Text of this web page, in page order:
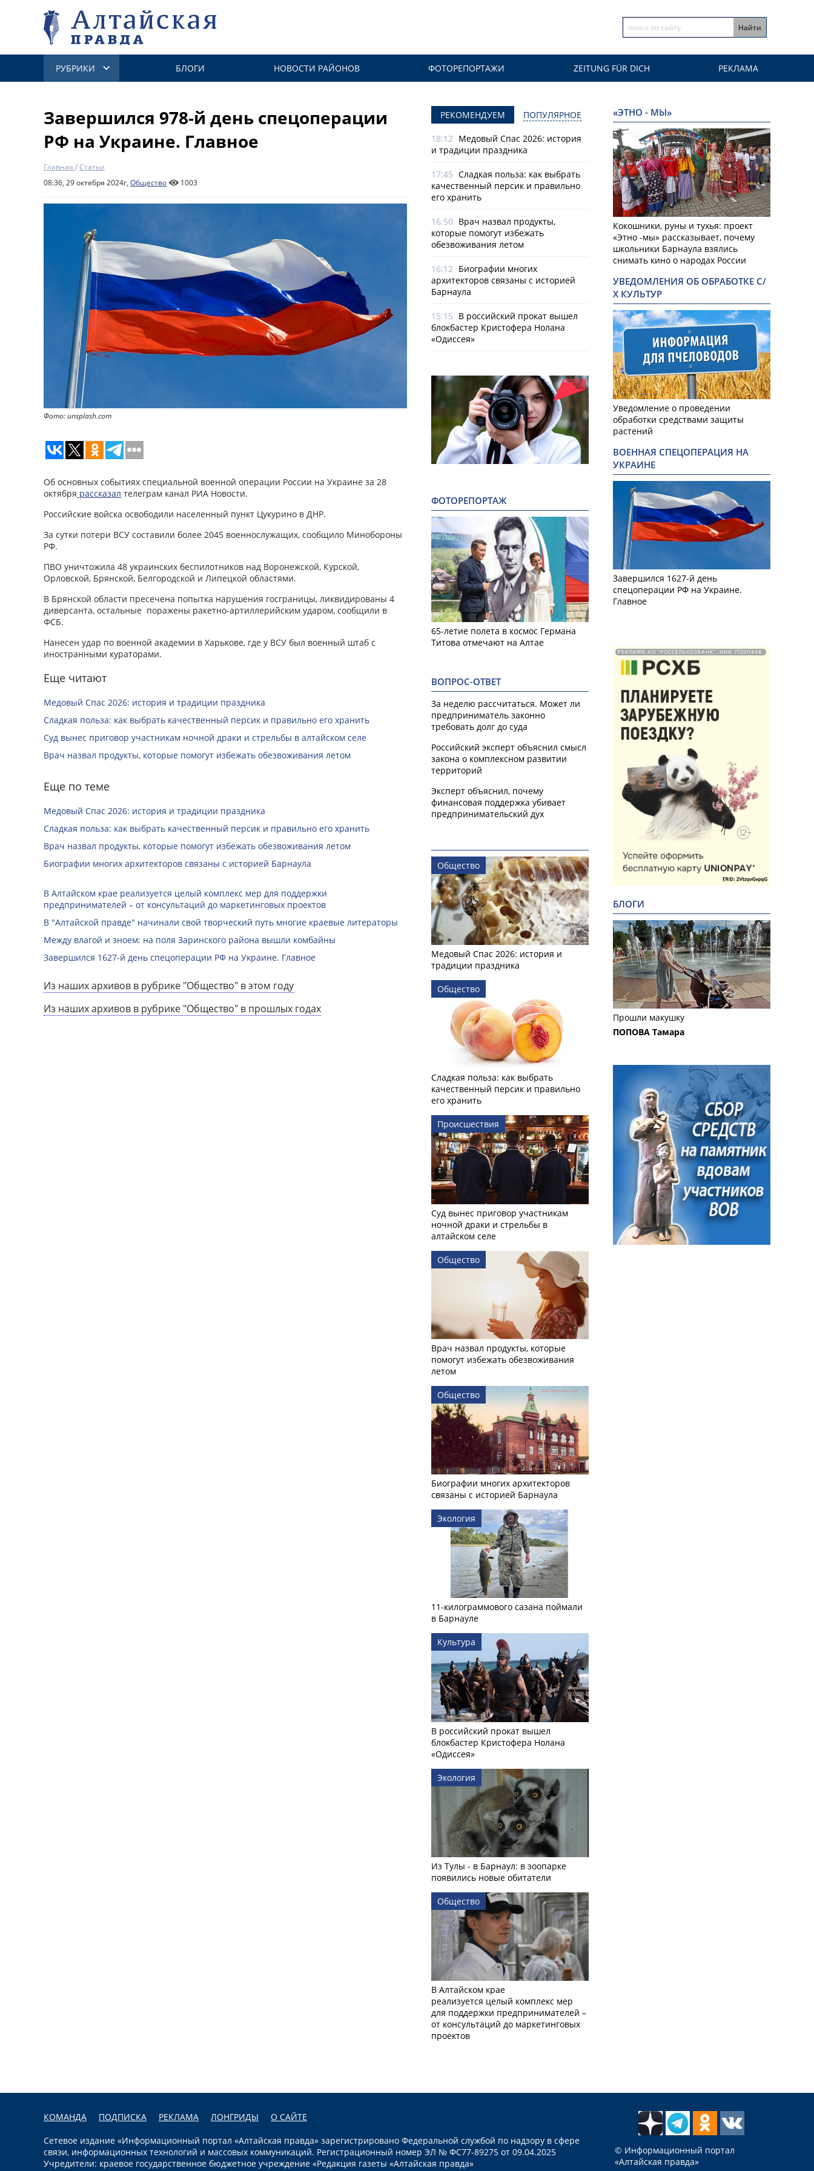
РУБРИКИ БЛОГИ НОВОСТИ РАЙОНОВ ФОТОРЕПОРТАЖИ ZEITUNG FÜR DICH РЕКЛАМА
Завершился 978-й день спецоперации
РФ на Украине. Главное
Главная /Статьи
08:36, 29 октября 2024г, Общество 1003
Фото: unsplash.com
Об основных событиях специальной военной операции России на Украине за 28
октября рассказал телеграм канал РИА Новости.
Российские войска освободили населенный пункт Цукурино в ДНР.
За сутки потери ВСУ составили более 2045 военнослужащих, сообщило Минобороны
РФ.
ПВО уничтожила 48 украинских беспилотников над Воронежской, Курской,
Орловской, Брянской, Белгородской и Липецкой областями.
В Брянской области пресечена попытка нарушения госграницы, ликвидированы 4
диверсанта, остальные поражены ракетно-артиллерийским ударом, сообщили в
ФСБ.
Нанесен удар по военной академии в Харькове, где у ВСУ был военный штаб с
иностранными кураторами.
Еще читают
Медовый Спас 2026: история и традиции праздника
Сладкая польза: как выбрать качественный персик и правильно его хранить
Суд вынес приговор участникам ночной драки и стрельбы в алтайском селе
Врач назвал продукты, которые помогут избежать обезвоживания летом
Еще по теме
Медовый Спас 2026: история и традиции праздника
Сладкая польза: как выбрать качественный персик и правильно его хранить
Врач назвал продукты, которые помогут избежать обезвоживания летом
Биографии многих архитекторов связаны с историей Барнаула
В Алтайском крае реализуется целый комплекс мер для поддержки
предпринимателей – от консультаций до маркетинговых проектов
В "Алтайской правде" начинали свой творческий путь многие краевые литераторы
Между влагой и зноем: на поля Заринского района вышли комбайны
Завершился 1627-й день спецоперации РФ на Украине. Главное
Из наших архивов в рубрике "Общество" в этом году
Из наших архивов в рубрике "Общество" в прошлых годах
РЕКОМЕНДУЕМ ПОПУЛЯРНОЕ
18:12 Медовый Спас 2026: история
и традиции праздника
17:45 Сладкая польза: как выбрать
качественный персик и правильно
его хранить
16:50 Врач назвал продукты,
которые помогут избежать
обезвоживания летом
16:12 Биографии многих
архитекторов связаны с историей
Барнаула
15:15 В российский прокат вышел
блокбастер Кристофера Нолана
«Одиссея»
ФОТОРЕПОРТАЖ
65-летие полета в космос Германа
Титова отмечают на Алтае
ВОПРОС-ОТВЕТ
За неделю рассчитаться. Может ли
предприниматель законно
требовать долг до суда
Российский эксперт объяснил смысл
закона о комплексном развитии
территорий
Эксперт объяснил, почему
финансовая поддержка убивает
предпринимательский дух
Общество
Медовый Спас 2026: история и
традиции праздника
Общество
Сладкая польза: как выбрать
качественный персик и правильно
его хранить
Происшествия
Суд вынес приговор участникам
ночной драки и стрельбы в
алтайском селе
Общество
Врач назвал продукты, которые
помогут избежать обезвоживания
летом
Общество
Биографии многих архитекторов
связаны с историей Барнаула
Экология
11-килограммового сазана поймали
в Барнауле
Культура
В российский прокат вышел
блокбастер Кристофера Нолана
«Одиссея»
Экология
Из Тулы - в Барнаул: в зоопарке
появились новые обитатели
Общество
В Алтайском крае
реализуется целый комплекс мер
для поддержки предпринимателей –
от консультаций до маркетинговых
проектов
«ЭТНО - МЫ»
Кокошники, руны и тухья: проект
«Этно -мы» рассказывает, почему
школьники Барнаула взялись
снимать кино о народах России
УВЕДОМЛЕНИЯ ОБ ОБРАБОТКЕ С/
Х КУЛЬТУР
Уведомление о проведении
обработки средствами защиты
растений
ВОЕННАЯ СПЕЦОПЕРАЦИЯ НА
УКРАИНЕ
Завершился 1627-й день
спецоперации РФ на Украине.
Главное
РЕКЛАМА АО "РОССЕЛЬХОЗБАНК". ИНН 772511448.
БЛОГИ
Прошли макушку
ПОПОВА Тамара
КОМАНДА ПОДПИСКА РЕКЛАМА ЛОНГРИДЫ О САЙТЕ
Сетевое издание «Информационный портал «Алтайская правда» зарегистрировано Федеральной службой по надзору в сфере
связи, информационных технологий и массовых коммуникаций. Регистрационный номер ЭЛ № ФС77-89275 от 09.04.2025
Учредители: краевое государственное бюджетное учреждение «Редакция газеты «Алтайская правда»
© Информационный портал
«Алтайская правда»